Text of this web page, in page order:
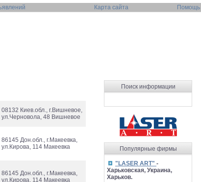
Карта сайта Помощь
08132 Киев.обл., г.Вишневое,
ул.Черновола, 48 Вишневое
86145 Дон.обл., г.Макеевка,
ул.Кирова, 114 Макеевка
86145 Дон.обл., г.Макеевка,
ул.Кирова, 114 Макеевка
Поиск информации
Популярные фирмы
"LASER ART" -
Харьковская, Украина,
Харьков.